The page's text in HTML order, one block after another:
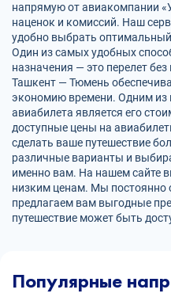
напрямую от авиакомпании
наценок и комиссий. Наш
удобно выбрать
Один из самых удобных
назначения — это перелет
Ташкент — Тюмень
экономию времени. Одним из
авиабилета является его
доступные цены на
сделать ваше путешествие
различные варианты и
именно вам. На нашем сайте
низким ценам. Мы постоянно
предлагаем вам выгодные
путешествие может быть
Популярные